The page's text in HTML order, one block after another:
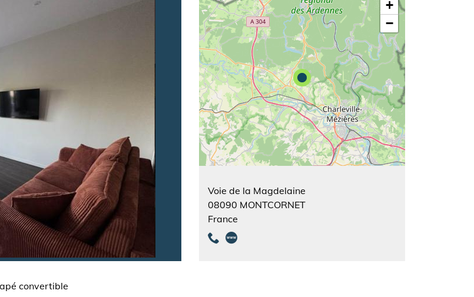
+
−
Voie de la Magdelaine
08090 MONTCORNET
France
convertible